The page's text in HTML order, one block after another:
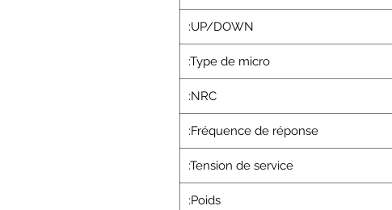
:UP/DOWN
:Type de micro
:NRC
:Fréquence de réponse
:Tension de service
:Poids